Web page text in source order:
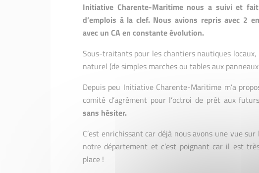
Initiative Charente-Maritime nous a suivi et
d’emplois à la clef. Nous avions repris avec 2
avec un CA en constante évolution.
Sous-traitants pour les chantiers nautiques
naturel (de simples marches ou tables aux
Depuis peu Initiative Charente-Maritime m’a
comité d’agrément pour l’octroi de prêt aux
sans hésiter.
C’est enrichissant car déjà nous avons une vue
notre département et c’est poignant car il est
place !